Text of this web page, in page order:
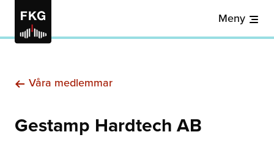
Meny
Våra medlemmar
Gestamp Hardtech AB